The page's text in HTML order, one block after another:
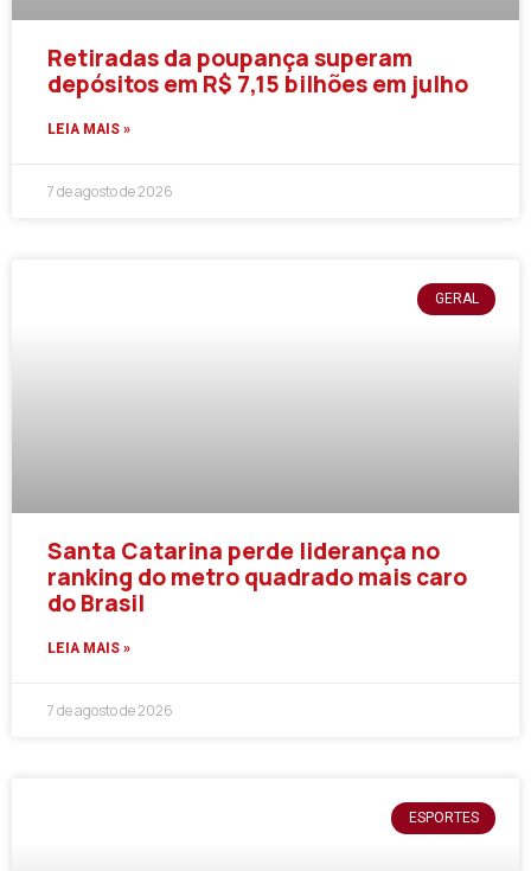
Retiradas da poupança superam
depósitos em R$ 7,15 bilhões em julho
LEIA MAIS »
7 de agosto de 2026
GERAL
Santa Catarina perde liderança no
ranking do metro quadrado mais caro
do Brasil
LEIA MAIS »
7 de agosto de 2026
ESPORTES